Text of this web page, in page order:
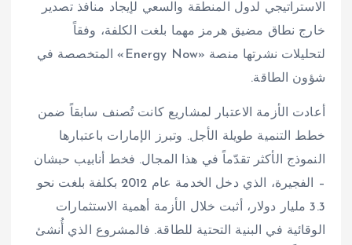
الاستراتيجي لدول المنطقة والسعي لإيجاد منافذ تصدير
خارج نطاق مضيق هرمز مهما بلغت الكلفة، وفقاً
لتحليلات نشرتها منصة «Energy Now» المتخصصة في
شؤون الطاقة.
أعادت الأزمة الاعتبار لمشاريع كانت تُصنف سابقاً ضمن
خطط التنمية طويلة الأجل. وتبرز الإمارات باعتبارها
النموذج الأكثر تقدّماً في هذا المجال. فخط أنابيب حبشان
– الفجيرة، الذي دخل الخدمة عام 2012 بكلفة بلغت نحو
3.3 مليار دولار، أثبت خلال الأزمة أهمية الاستثمارات
الوقائية في البنية التحتية للطاقة. فالمشروع الذي أُنشئ